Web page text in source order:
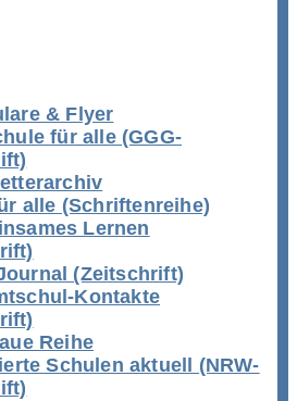
& Flyer
für alle (GGG-
alle (Schriftenreihe)
Lernen
(Zeitschrift)
Kontakte
Reihe
Schulen aktuell (NRW-